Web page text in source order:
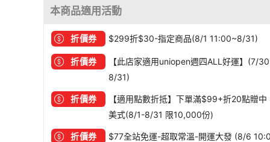
本商品適用活動
折價券 $299折$30-指定商品(8/1 11:00~8/31)
折價券
【此店家適用uniopen週四ALL好運】(7/
8/31)
折價券
【適用點數折抵】下單滿$99+折20點贈中
美式(8/1-8/31 限10,000份)
折價券
$77全站免運-超取常溫-開運大發 (8/6